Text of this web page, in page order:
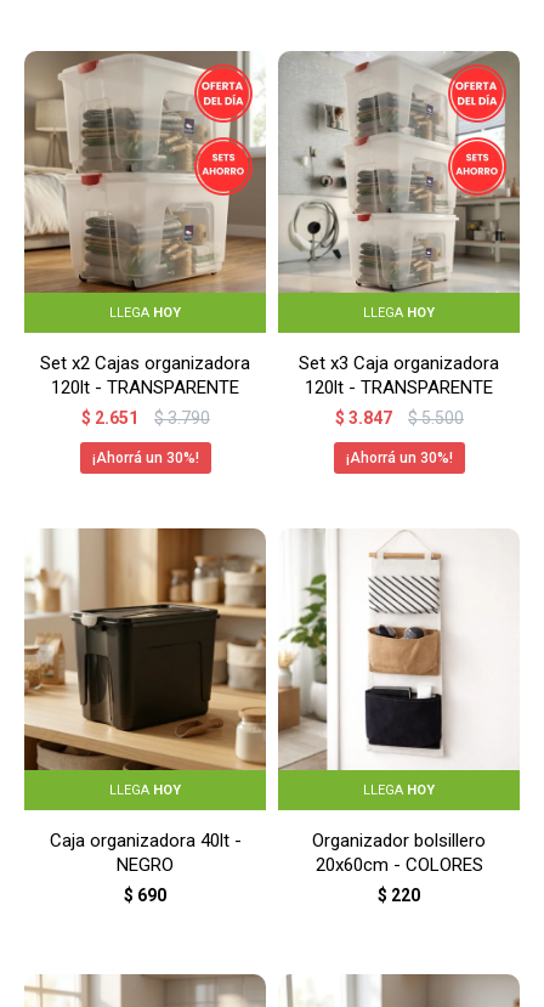
LLEGA HOY
Set x2 Cajas organizadora
120lt - TRANSPARENTE
$ 2.651 $3.790
30
LLEGA HOY
Set x3 Caja organizadora
120lt - TRANSPARENTE
$ 3.847 $5.500
30
LLEGA HOY
Caja organizadora 40lt -
NEGRO
$ 690
LLEGA HOY
Organizador bolsillero
20x60cm - COLORES
$ 220